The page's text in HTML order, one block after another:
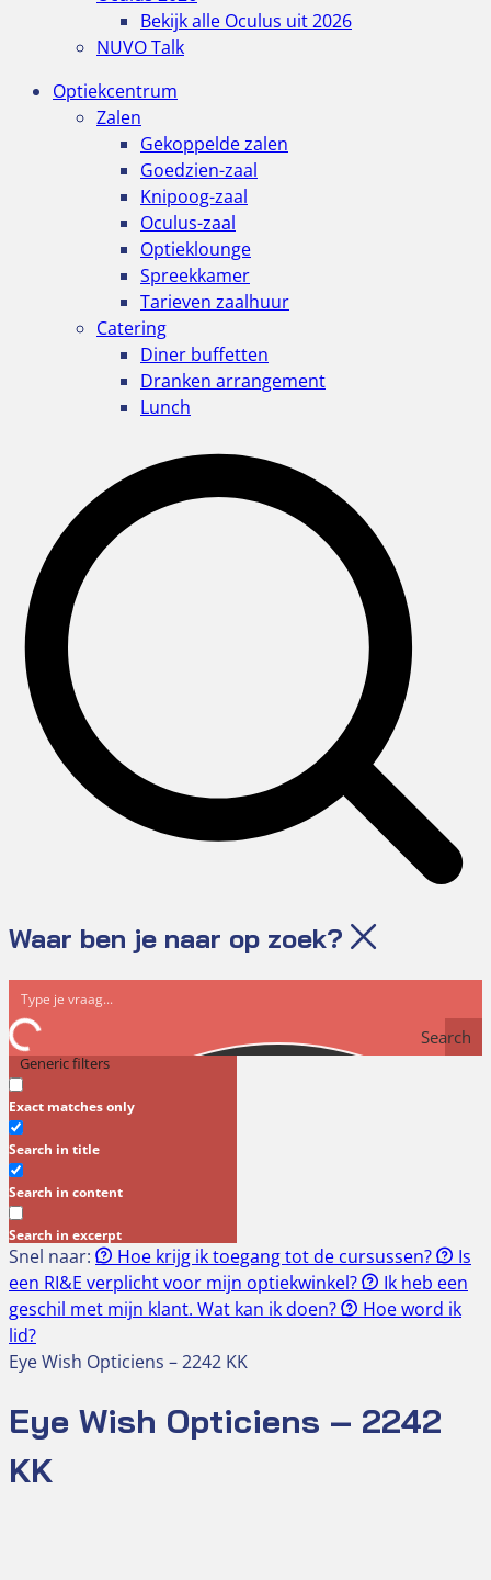
Bekijk alle Oculus uit 2026
NUVO Talk
Optiekcentrum
Zalen
Gekoppelde zalen
Goedzien-zaal
Knipoog-zaal
Oculus-zaal
Optieklounge
Spreekkamer
Tarieven zaalhuur
Catering
Diner buffetten
Dranken arrangement
Lunch
Waar ben je naar op zoek?
Search
Generic filters
Exact matches only
Search in title
Search in content
Search in excerpt
Snel naar: Hoe krijg ik toegang tot de cursussen?
Is
een RI&E verplicht voor mijn optiekwinkel?
Ik heb een
geschil met mijn klant. Wat kan ik doen?
Hoe word ik
lid?
Eye Wish Opticiens – 2242 KK
Eye Wish Opticiens – 2242
KK